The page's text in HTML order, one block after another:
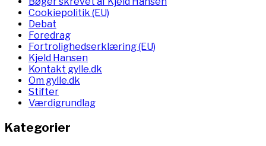
Cookiepolitik (EU)
Debat
Foredrag
Fortrolighedserklæring (EU)
Kjeld Hansen
Kontakt gylle.dk
Om gylle.dk
Stifter
Værdigrundlag
Kategorier